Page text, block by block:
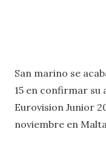
San marino se
15 en confirmar su
Eurovision Junior
noviembre en